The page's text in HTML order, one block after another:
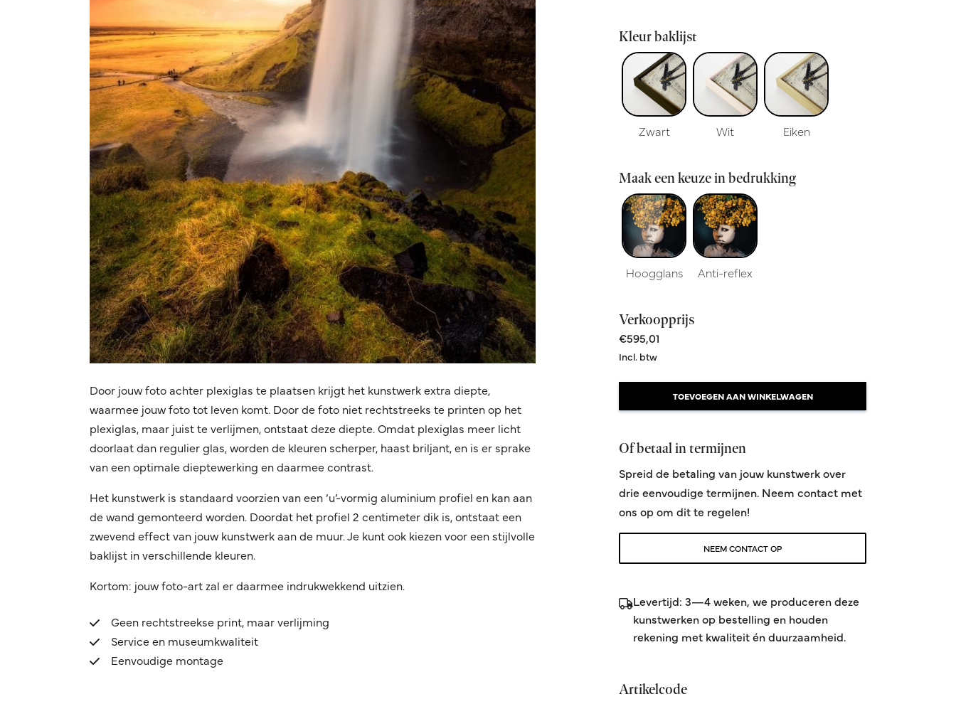
Door jouw foto achter plexiglas te plaatsen krijgt het kunstwerk extra diepte,
waarmee jouw foto tot leven komt. Door de foto niet rechtstreeks te printen op het
plexiglas, maar juist te verlijmen, ontstaat deze diepte. Omdat plexiglas meer licht
doorlaat dan regulier glas, worden de kleuren scherper, haast briljant, en is er sprake
van een optimale dieptewerking en daarmee contrast.
Het kunstwerk is standaard voorzien van een ‘u’-vormig aluminium profiel en kan aan
de wand gemonteerd worden. Doordat het profiel 2 centimeter dik is, ontstaat een
zwevend effect van jouw kunstwerk aan de muur. Je kunt ook kiezen voor een stijlvolle
baklijst in verschillende kleuren.
Kortom: jouw foto-art zal er daarmee indrukwekkend uitzien.
Geen rechtstreekse print, maar verlijming
Service en museumkwaliteit
Eenvoudige montage
Kleur baklijst
Zwart Wit Eiken
Maak een keuze in bedrukking
Hoogglans Anti-reflex
Verkoopprijs
€595,01
Incl. btw
TOEVOEGEN AAN WINKELWAGEN
Of betaal in termijnen
Spreid de betaling van jouw kunstwerk over
drie eenvoudige termijnen. Neem contact met
ons op om dit te regelen!
NEEM CONTACT OP
Levertijd: 3—4 weken, we produceren deze
kunstwerken op bestelling en houden
rekening met kwaliteit én duurzaamheid.
Artikelcode